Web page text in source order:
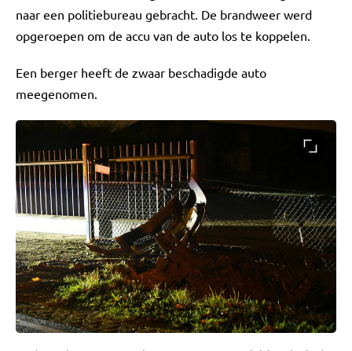
naar een politiebureau gebracht. De brandweer werd
opgeroepen om de accu van de auto los te koppelen.
Een berger heeft de zwaar beschadigde auto
meegenomen.